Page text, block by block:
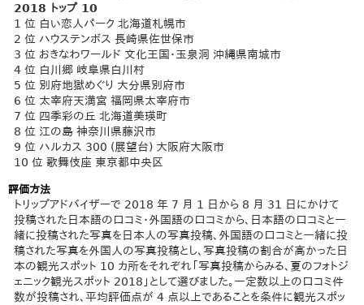
2018 トップ 10
1 位 白い恋人パーク 北海道札幌市
2 位 ハウステンボス 長崎県佐世保市
3 位 おきなわワールド 文化王国・玉泉洞 沖縄県南城市
4 位 白川郷 岐阜県白川村
5 位 別府地獄めぐり 大分県別府市
6 位 太宰府天満宮 福岡県太宰府市
7 位 四季彩の丘 北海道美瑛町
8 位 江の島 神奈川県藤沢市
9 位 ハルカス 300 (展望台) 大阪府大阪市
10 位 歌舞伎座 東京都中央区
評価方法
トリップアドバイザーで 2018 年 7 月 1 日から 8 月 31 日にかけて
投稿された日本語の口コミ・外国語の口コミから、日本語の口コミと一
緒に投稿された写真を日本人の写真投稿、外国語の口コミと一緒に投
稿された写真を外国人の写真投稿とし、写真投稿の割合が高かった日
本の観光スポット 10 カ所をそれぞれ「写真投稿からみる、夏のフォトジ
ェニック観光スポット 2018」として選びました。一定数以上の口コミ件
数が投稿され、平均評価点が 4 点以上であることを条件に観光スポッ